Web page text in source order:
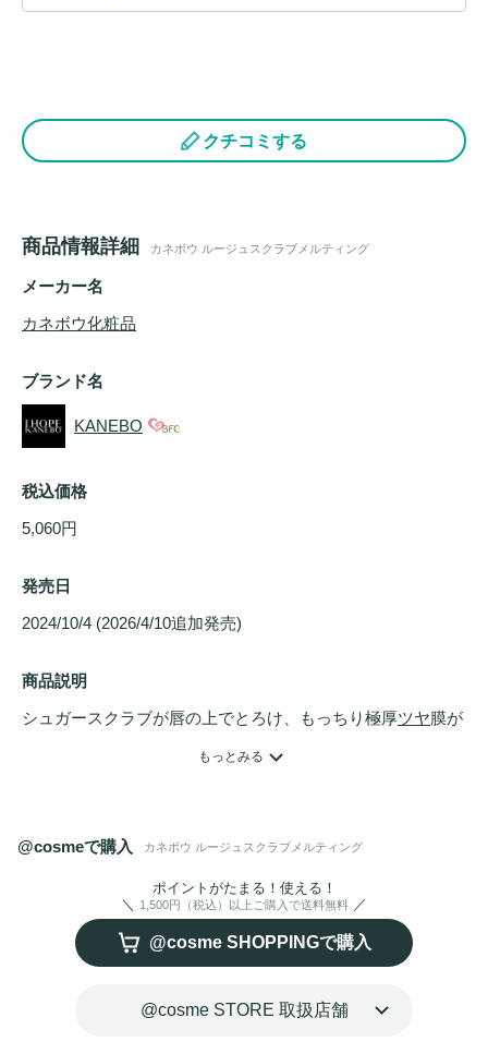
クチコミする
商品情報詳細 カネボウ ルージュスクラブメルティング
メーカー名
カネボウ化粧品
ブランド名
KANEBO
税込価格
5,060円
発売日
2024/10/4 (2026/4/10追加発売)
商品説明
シュガースクラブが唇の上でとろけ、もっちり極厚ツヤ膜が
もっとみる
@cosmeで購入 カネボウ ルージュスクラブメルティング
ポイントがたまる！使える！
1,500円（税込）以上ご購入で送料無料
@cosme SHOPPINGで購入
@cosme STORE 取扱店舗